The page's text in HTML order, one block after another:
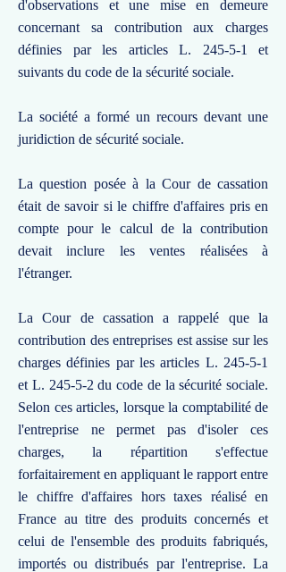
d'observations et une mise en demeure
concernant sa contribution aux charges
définies par les articles L. 245-5-1 et
suivants du code de la sécurité sociale.
La société a formé un recours devant une
juridiction de sécurité sociale.
La question posée à la Cour de cassation
était de savoir si le chiffre d'affaires pris en
compte pour le calcul de la contribution
devait inclure les ventes réalisées à
l'étranger.
La Cour de cassation a rappelé que la
contribution des entreprises est assise sur les
charges définies par les articles L. 245-5-1
et L. 245-5-2 du code de la sécurité sociale.
Selon ces articles, lorsque la comptabilité de
l'entreprise ne permet pas d'isoler ces
charges, la répartition s'effectue
forfaitairement en appliquant le rapport entre
le chiffre d'affaires hors taxes réalisé en
France au titre des produits concernés et
celui de l'ensemble des produits fabriqués,
importés ou distribués par l'entreprise. La